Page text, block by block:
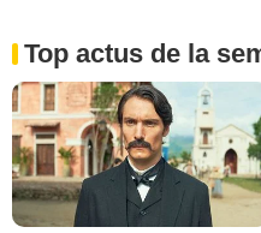
Top actus de la